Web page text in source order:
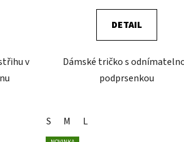
v
DETAIL
Dámské tričko s
podprsenkou
S M L